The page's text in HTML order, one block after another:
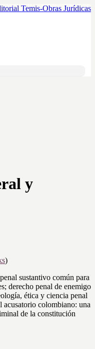
y
)
sustantivo común para
derecho penal de enemigo
ética y ciencia penal
acusatorio colombiano: una
de la constitución